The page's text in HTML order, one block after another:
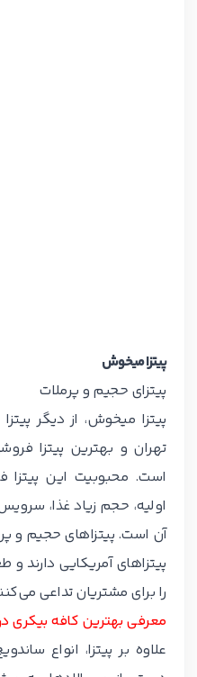
پیتزا میخوش
پیتزای حجیم و پرملات
پیتزا میخوش، از دیگر
تهران و بهترین پیتزا
است. محبوبیت این پیتزا
اولیه، حجم زیاد غذا،
آن است. پیتزاهای حجیم و
پیتزاهای آمریکایی دارند
را برای مشتریان تداعی
معرفی بهترین کافه بیکری
علاوه بر پیتزا، انواع